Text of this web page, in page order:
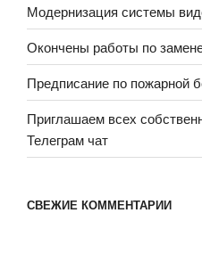
Модернизация системы
Окончены работы по
Предписание по пожарной
Приглашаем всех
Телеграм чат
СВЕЖИЕ КОММЕНТАРИИ